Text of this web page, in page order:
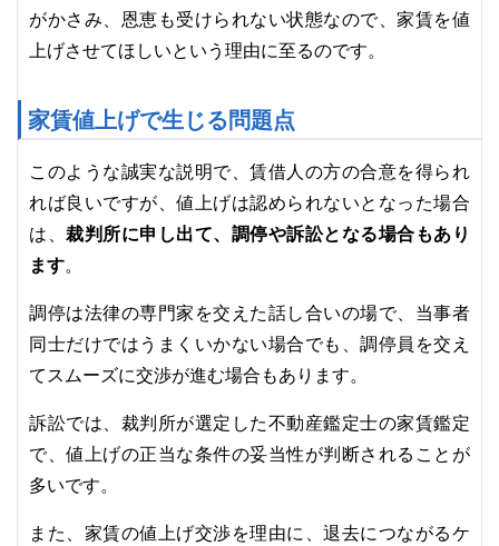
がかさみ、恩恵も受けられない状態なので、家賃を値
上げさせてほしいという理由に至るのです。
家賃値上げで生じる問題点
このような誠実な説明で、賃借人の方の合意を得られ
れば良いですが、値上げは認められないとなった場合
は、裁判所に申し出て、調停や訴訟となる場合もあり
ます。
調停は法律の専門家を交えた話し合いの場で、当事者
同士だけではうまくいかない場合でも、調停員を交え
てスムーズに交渉が進む場合もあります。
訴訟では、裁判所が選定した不動産鑑定士の家賃鑑定
で、値上げの正当な条件の妥当性が判断されることが
多いです。
また、家賃の値上げ交渉を理由に、退去につながるケ